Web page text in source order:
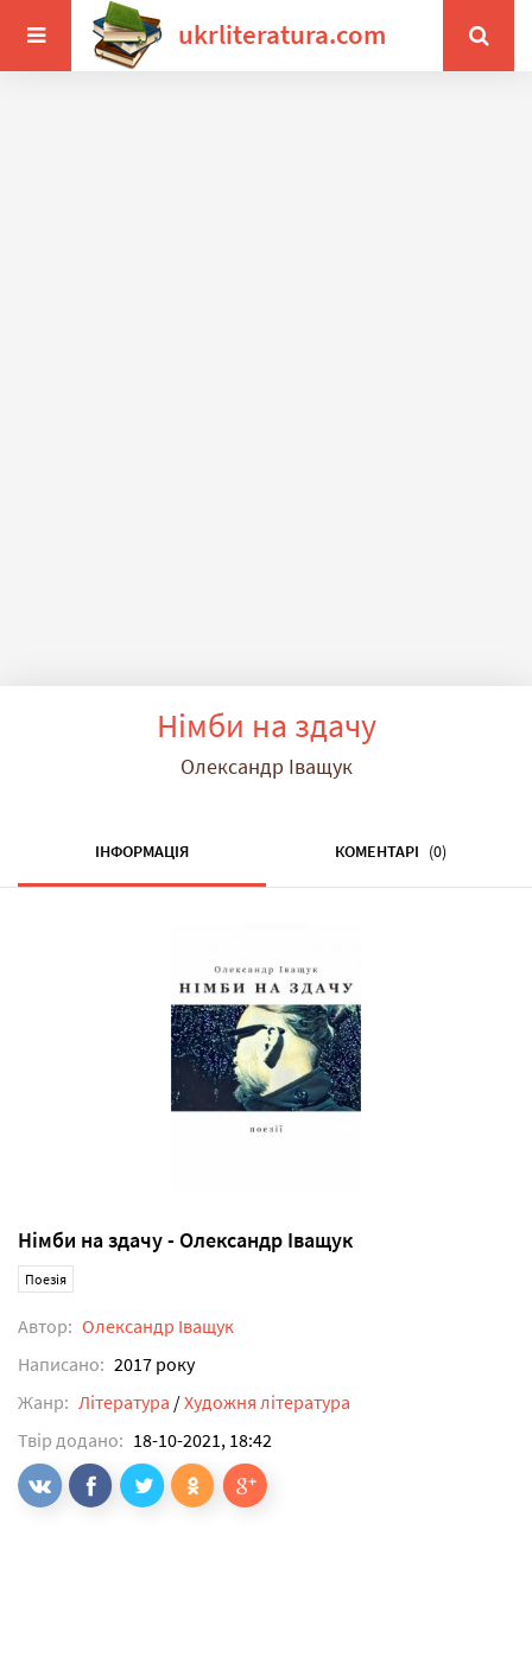
ukrliteratura.com
Німби на здачу
Олександр Іващук
ІНФОРМАЦІЯ КОМЕНТАРІ (0)
Німби на здачу - Олександр Іващук
Поезія
Автор: Олександр Іващук
Написано: 2017 року
Жанр: Література /Художня література
Твір додано: 18-10-2021, 18:42